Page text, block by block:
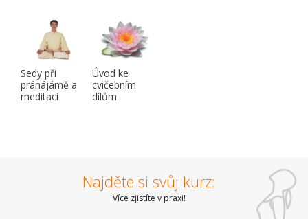
Sedy při
pránájámě a
meditaci
Úvod ke
cvičebním
dílům
Najděte si svůj kurz:
Více zjistíte v praxi!